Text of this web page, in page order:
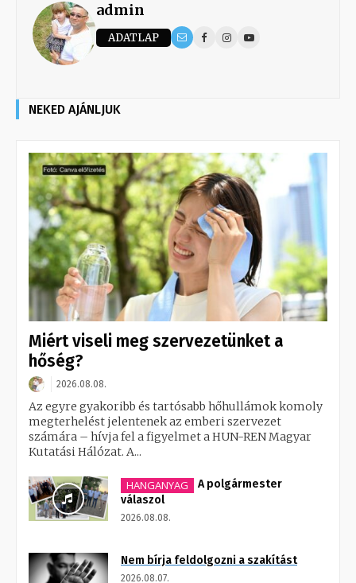
admin
ADATLAP
NEKED AJÁNLJUK
Miért viseli meg szervezetünket a
hőség?
2026.08.08.
Az egyre gyakoribb és tartósabb hőhullámok komoly
megterhelést jelentenek az emberi szervezet
számára – hívja fel a figyelmet a HUN-REN Magyar
Kutatási Hálózat. A...
HANGANYAG
A polgármester
válaszol
2026.08.08.
Nem bírja feldolgozni a szakítást
2026.08.07.